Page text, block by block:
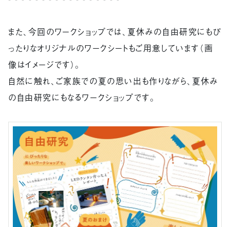
また、今回のワークショップでは、夏休みの自由研究にもぴ
ったりなオリジナルのワークシートもご用意しています（画
像はイメージです）。
自然に触れ、ご家族での夏の思い出も作りながら、夏休み
の自由研究にもなるワークショップです。